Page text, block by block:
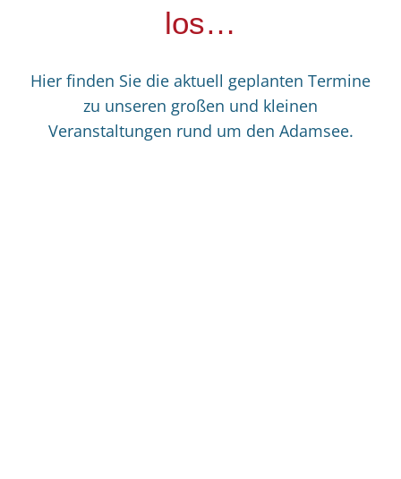
los…
Hier finden Sie die aktuell geplanten Termine
zu unseren großen und kleinen
Veranstaltungen rund um den Adamsee.